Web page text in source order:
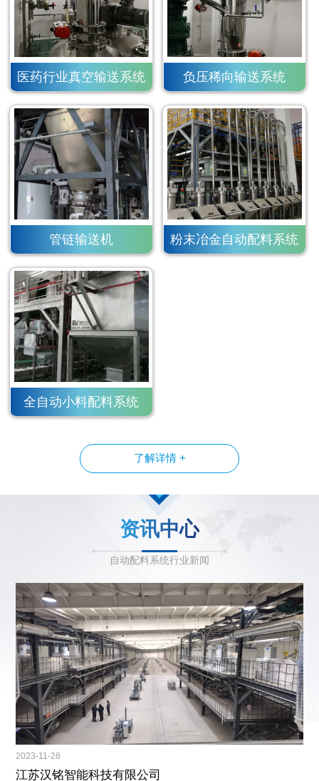
医药行业真空输送系统 负压稀向输送系统
管链输送机 粉末冶金自动配料系统
全自动小料配料系统
了解详情 +
资讯中心
自动配料系统行业新闻
2023-11-28
江苏汉铭智能科技有限公司